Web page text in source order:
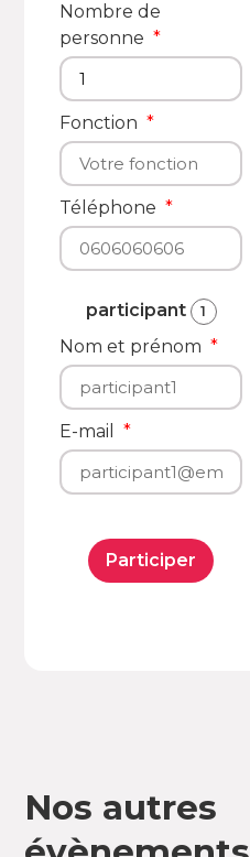
Nombre de
personne
Fonction
Téléphone
participant 1
Nom et prénom
E-mail
Participer
Nos autres